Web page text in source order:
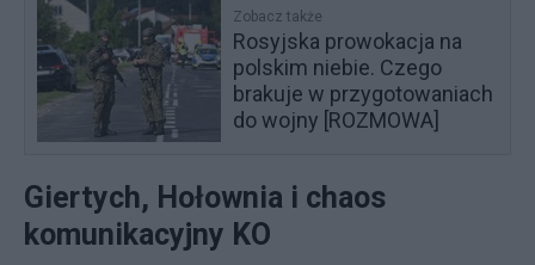
Zobacz także
Rosyjska prowokacja na
polskim niebie. Czego
brakuje w przygotowaniach
do wojny [ROZMOWA]
Giertych, Hołownia i chaos
komunikacyjny KO